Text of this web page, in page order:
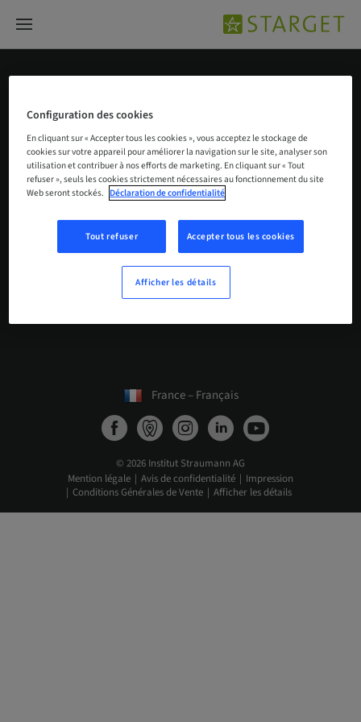
Matériaux d’implants dentaires
Aucun résultat trouvé
Nous n’avons pas trouvé ce que vous cherchez
France – Français
© 2026 Institut Straumann AG
Mention légale
Avis de confidentialité
Impression
Conditions Générales de Vente
Afficher les détails
Configuration des cookies
En cliquant sur « Accepter tous les cookies », vous acceptez le stockage de
cookies sur votre appareil pour améliorer la navigation sur le site, analyser son
utilisation et contribuer à nos efforts de marketing. En cliquant sur « Tout
refuser », seuls les cookies strictement nécessaires au fonctionnement du site
Web seront stockés. Déclaration de confidentialité
Tout refuser Accepter tous les cookies
Afficher les détails